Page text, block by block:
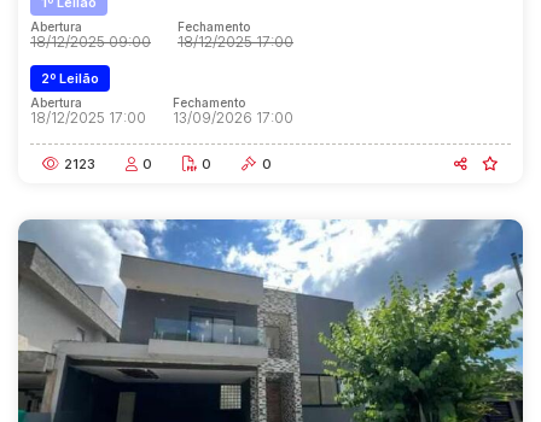
Abertura
18/12/2025 09:00
Fechamento
18/12/2025 17:00
2º Leilão
Abertura
18/12/2025 17:00
Fechamento
13/09/2026 17:00
2123 0 0 0